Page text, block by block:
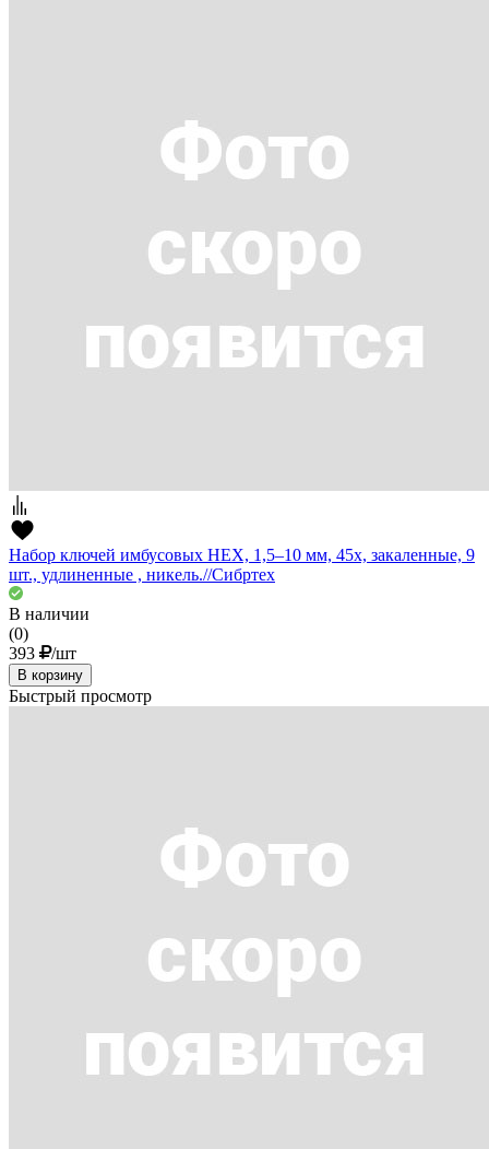
Набор ключей имбусовых HEX, 1,5–10 мм, 45x, закаленные, 9
шт., удлиненные , никель.//Сибртех
В наличии
(0)
393
/шт
В корзину
Быстрый просмотр